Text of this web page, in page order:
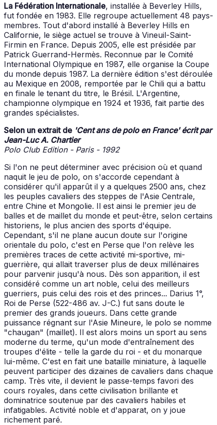
La Fédération Internationale, installée à Beverley Hills,
fut fondée en 1983. Elle regroupe actuellement 48 pays-
membres. Tout d'abord installé à Beverley Hills en
Californie, le siège actuel se trouve à Vineuil-Saint-
Firmin en France. Depuis 2005, elle est présidée par
Patrick Guerrand-Hermès. Reconnue par le Comité
International Olympique en 1987, elle organise la Coupe
du monde depuis 1987. La dernière édition s'est déroulée
au Mexique en 2008, remportée par le Chili qui a battu
en finale le tenant du titre, le Brésil. L'Argentine,
championne olympique en 1924 et 1936, fait partie des
grandes spécialistes.
Selon un extrait de 'Cent ans de polo en France' écrit par
Jean-Luc A. Chartier
Polo Club Edition - Paris - 1992
Si l'on ne peut déterminer avec précision où et quand
naquit le jeu de polo, on s'accorde cependant à
considérer qu'il apparût il y a quelques 2500 ans, chez
les peuples cavaliers des steppes de l'Asie Centrale,
entre Chine et Mongolie. Il est ainsi le premier jeu de
balles et de maillet du monde et peut-être, selon certains
historiens, le plus ancien des sports d'équipe.
Cependant, s'il ne plane aucun doute sur l'origine
orientale du polo, c'est en Perse que l'on relève les
premières traces de cette activité mi-sportive, mi-
guerrière, qui allait traverser plus de deux millénaires
pour parvenir jusqu'à nous. Dès son apparition, il est
considéré comme un art noble, celui des meilleurs
guerriers, puis celui des rois et des princes... Darius 1°,
Roi de Perse (522-486 av. J-C.) fut sans doute le
premier des grands joueurs. Dans cette grande
puissance régnant sur l'Asie Mineure, le polo se nomme
"chaugan" (maillet). Il est alors moins un sport au sens
moderne du terme, qu'un mode d'entraînement des
troupes d'élite - telle la garde du roi - et du monarque
lui-même. C'est en fait une bataille miniature, à laquelle
peuvent participer des dizaines de cavaliers dans chaque
camp. Très vite, il devient le passe-temps favori des
cours royales, dans cette civilisation brillante et
dominatrice soutenue par des cavaliers habiles et
infatigables. Activité noble et d'apparat, on y joue
richement paré.